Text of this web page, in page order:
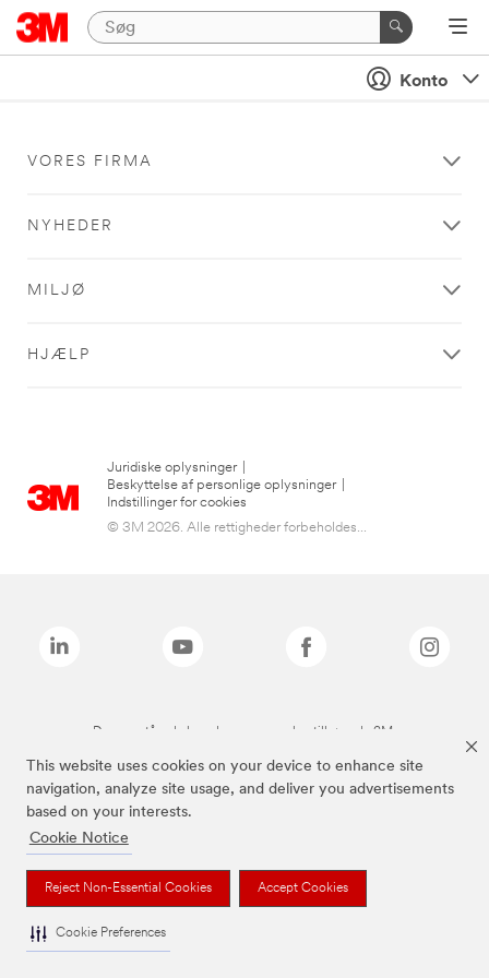
This website uses cookies on your device to enhance site
navigation, analyze site usage, and deliver you advertisements
based on your interests.
Cookie Notice
Reject Non-Essential Cookies Accept Cookies
Cookie Preferences
Konto
VORES FIRMA
NYHEDER
MILJØ
HJÆLP
Juridiske oplysninger
Beskyttelse af personlige oplysninger
Indstillinger for cookies
© 3M 2026. Alle rettigheder forbeholdes...
De ovenstående brands er varemærker tilhørende 3M.